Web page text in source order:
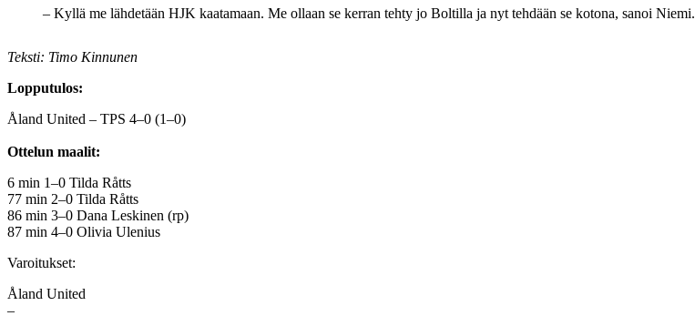
– Kyllä me lähdetään HJK kaatamaan. Me ollaan se kerran tehty jo Boltilla ja nyt tehdään se kotona, sanoi Niemi.
Teksti: Timo Kinnunen
Lopputulos:
Åland United – TPS 4–0 (1–0)
Ottelun maalit:
6 min 1–0 Tilda Råtts
77 min 2–0 Tilda Råtts
86 min 3–0 Dana Leskinen (rp)
87 min 4–0 Olivia Ulenius
Varoitukset:
Åland United
–